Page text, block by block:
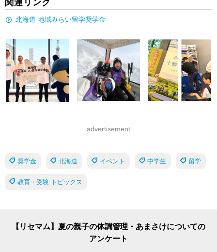
北海道 地域みらい留学奨学金
advertisement
奨学金 北海道 イベント 中学生 留学
教育・受験 トピックス
【リセマム】夏の親子の体調管理・あまさけについての
アンケート